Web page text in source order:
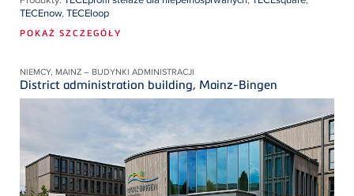
TECEnow,TECEloop
POKAŻ SZCZEGÓŁY
NIEMCY, MAINZ – BUDYNKI ADMINISTRACJI
District administration building, Mainz-Bingen